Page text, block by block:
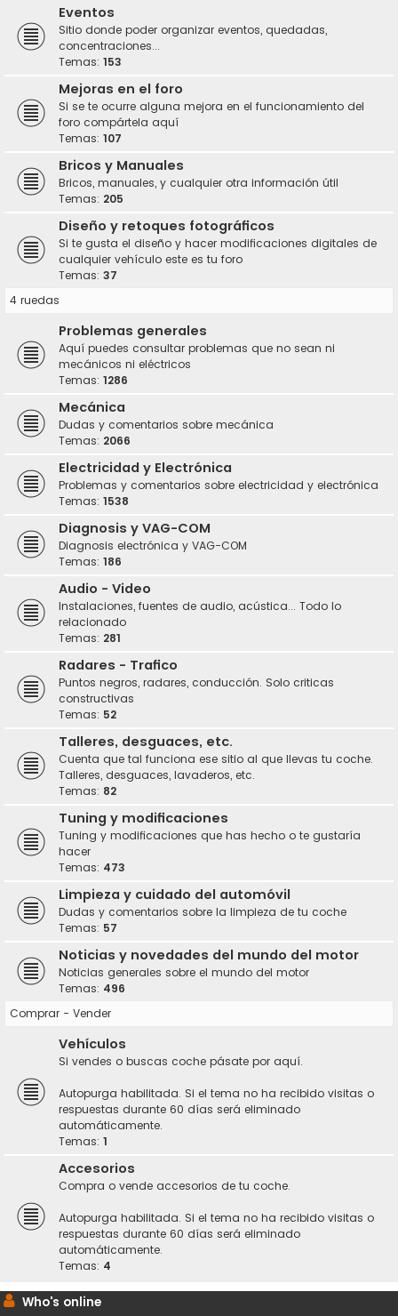
Eventos
Sitio donde poder organizar eventos, quedadas,
concentraciones...
Temas: 153
Mejoras en el foro
Si se te ocurre alguna mejora en el funcionamiento del
foro compártela aquí
Temas: 107
Bricos y Manuales
Bricos, manuales, y cualquier otra información útil
Temas: 205
Diseño y retoques fotográficos
Si te gusta el diseño y hacer modificaciones digitales de
cualquier vehículo este es tu foro
Temas: 37
4 ruedas
Problemas generales
Aquí puedes consultar problemas que no sean ni
mecánicos ni eléctricos
Temas: 1286
Mecánica
Dudas y comentarios sobre mecánica
Temas: 2066
Electricidad y Electrónica
Problemas y comentarios sobre electricidad y electrónica
Temas: 1538
Diagnosis y VAG-COM
Diagnosis electrónica y VAG-COM
Temas: 186
Audio - Video
Instalaciones, fuentes de audio, acústica... Todo lo
relacionado
Temas: 281
Radares - Trafico
Puntos negros, radares, conducción. Solo criticas
constructivas
Temas: 52
Talleres, desguaces, etc.
Cuenta que tal funciona ese sitio al que llevas tu coche.
Talleres, desguaces, lavaderos, etc.
Temas: 82
Tuning y modificaciones
Tuning y modificaciones que has hecho o te gustaría
hacer
Temas: 473
Limpieza y cuidado del automóvil
Dudas y comentarios sobre la limpieza de tu coche
Temas: 57
Noticias y novedades del mundo del motor
Noticias generales sobre el mundo del motor
Temas: 496
Comprar - Vender
Vehículos
Si vendes o buscas coche pásate por aquí.
Autopurga habilitada. Si el tema no ha recibido visitas o
respuestas durante 60 días será eliminado
automáticamente.
Temas: 1
Accesorios
Compra o vende accesorios de tu coche.
Autopurga habilitada. Si el tema no ha recibido visitas o
respuestas durante 60 días será eliminado
automáticamente.
Temas: 4
Who's online